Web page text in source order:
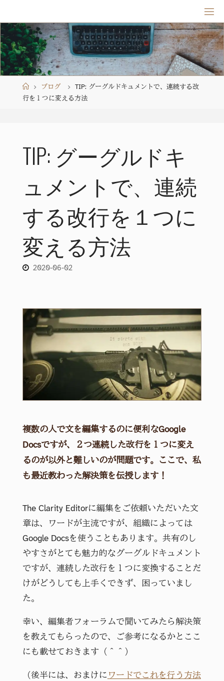
content
Homeブログ
TIP: グーグルドキュメントで、連続する改
行を１つに変える方法
TIP: グーグルドキ
ュメントで、連続
する改行を１つに
変える方法
2020-06-02
複数の人で文を編集するのに便利なGoogle
Docsですが、２つ連続した改行を１つに変え
るのが以外と難しいのが問題です。ここで、私
も最近教わった解決策を伝授します！
The Clarity Editorに編集をご依頼いただいた文
章は、ワードが主流ですが、組織によっては
Google Docsを使うこともあります。共有のし
やすさがとても魅力的なグーグルドキュメント
ですが、連続した改行を１つに変換することだ
けがどうしても上手くできず、困っていまし
た。
幸い、編集者フォーラムで聞いてみたら解決策
を教えてもらったので、ご参考になるかとここ
にも載せておきます（＾＾）
（後半には、おまけに ワードでこれを行う方法